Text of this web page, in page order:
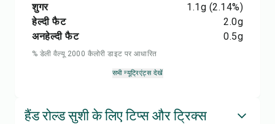
शुगर
1.1g (2.14%)
हेल्दी फैट
2.0g
अनहेल्दी फैट
0.5g
% डेली वैल्यू 2000 कैलोरी डाइट पर आधारित
सभी न्यूट्रिएंट्स देखें
हैंड रोल्ड सुशी के लिए टिप्स और ट्रिक्स